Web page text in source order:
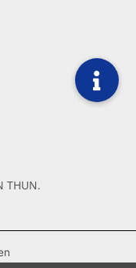
THUN.